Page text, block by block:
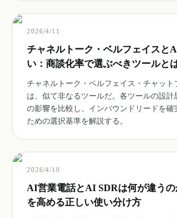
2026/4/11
チャネルトーク・ベルフェイスと
い：商談化率で選ぶべきツールと
チャネルトーク・ベルフェイス・チャット
は、似て非なるツールだ。各ツールの設計
の影響を比較し、インバウンドリードを確
ための選択基準を解説する。
2026/4/10
AI営業電話とAI SDRは何が違う
を高める正しい使い分け方